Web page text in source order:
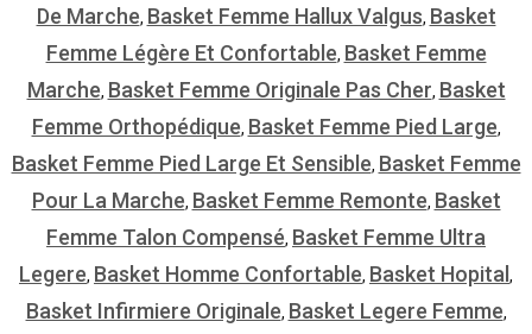
De Marche, Basket Femme Hallux Valgus, Basket
Femme Légère Et Confortable, Basket Femme
Marche, Basket Femme Originale Pas Cher, Basket
Femme Orthopédique, Basket Femme Pied Large,
Basket Femme Pied Large Et Sensible, Basket Femme
Pour La Marche, Basket Femme Remonte, Basket
Femme Talon Compensé, Basket Femme Ultra
Legere, Basket Homme Confortable, Basket Hopital ,
Basket Infirmiere Originale, Basket Legere Femme,